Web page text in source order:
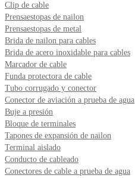
Clip de cable
Prensaestopas de nailon
Prensaestopas de metal
Brida de nailon para cables
Brida de acero inoxidable para cables
Marcador de cable
Funda protectora de cable
Tubo corrugado y conector
Conector de aviación a prueba de agua
Buje a presión
Bloque de terminales
Tapones de expansión de nailon
Terminal aislado
Conducto de cableado
Conectores de cable a prueba de agua